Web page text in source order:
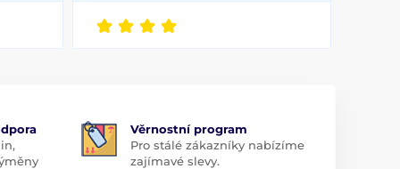
Věrnostní program
Pro stálé zákazníky nabízíme
zajímavé slevy.